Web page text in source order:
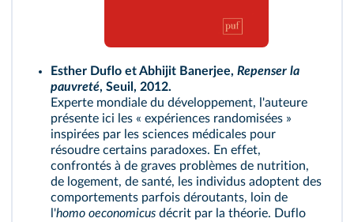
Esther Duflo et Abhijit Banerjee, Repenser la
pauvreté, Seuil, 2012.
Experte mondiale du développement, l'auteure
présente ici les « expériences randomisées »
inspirées par les sciences médicales pour
résoudre certains paradoxes. En effet,
confrontés à de graves problèmes de nutrition,
de logement, de santé, les individus adoptent des
comportements parfois déroutants, loin de
l'homo oeconomicus décrit par la théorie. Duflo